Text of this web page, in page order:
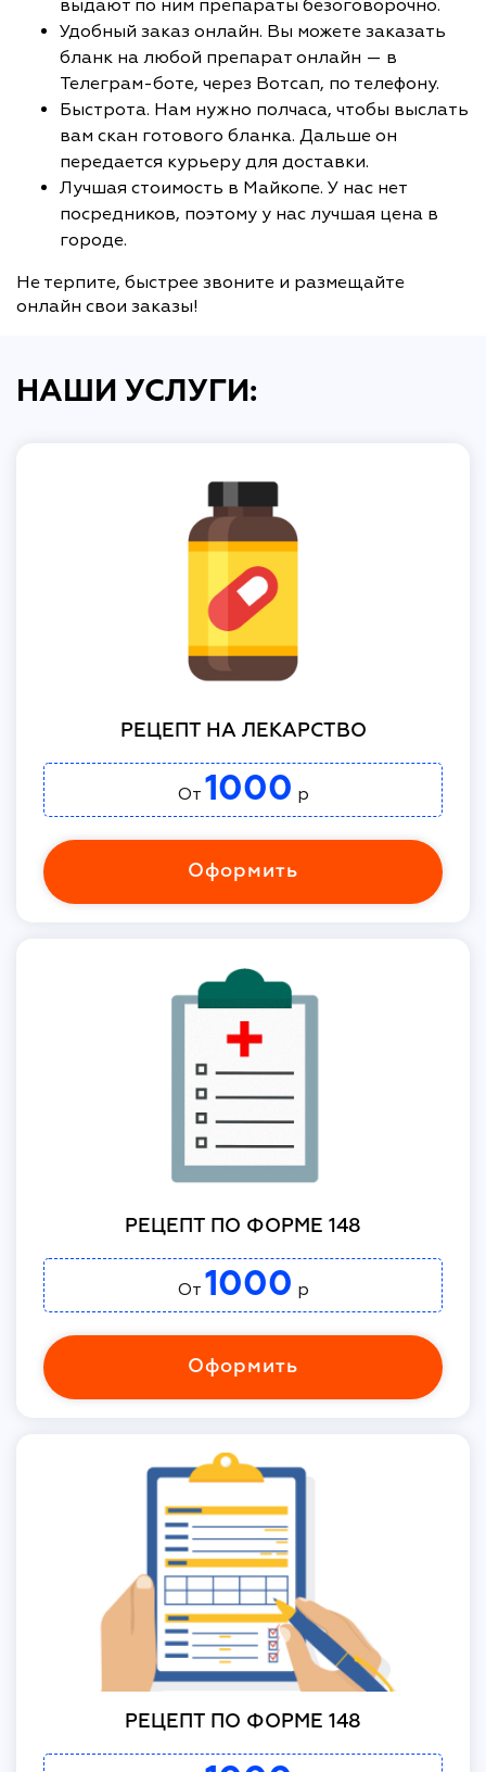
выдают по ним препараты безоговорочно.
Удобный заказ онлайн. Вы можете заказать
бланк на любой препарат онлайн — в
Телеграм-боте, через Вотсап, по телефону.
Быстрота. Нам нужно полчаса, чтобы выслать
вам скан готового бланка. Дальше он
передается курьеру для доставки.
Лучшая стоимость в Майкопе. У нас нет
посредников, поэтому у нас лучшая цена в
городе.
Не терпите, быстрее звоните и размещайте
онлайн свои заказы!
НАШИ УСЛУГИ:
РЕЦЕПТ НА ЛЕКАРСТВО
От 1000 р
Оформить
РЕЦЕПТ ПО ФОРМЕ 148
От 1000 р
Оформить
РЕЦЕПТ ПО ФОРМЕ 148